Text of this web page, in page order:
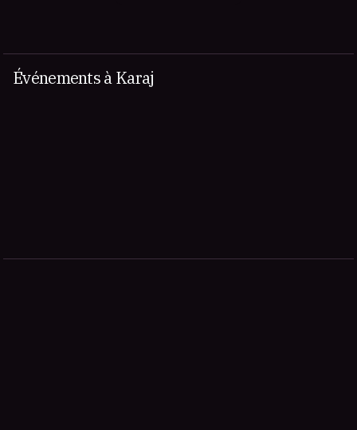
Événements à Karaj